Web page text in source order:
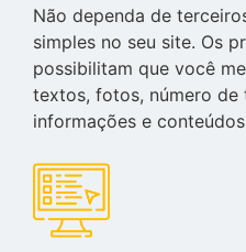
Não dependa de
simples no seu site. Os
possibilitam que você
textos, fotos, número de
informações e